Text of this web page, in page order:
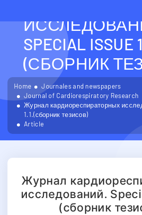
SPECIAL ISSUE
(СБОРНИК
Home
Journales and newspapers
Journal of Cardiorespiratory Research
Журнал кардиореспираторных
1.1.(сборник тезисов)
Article
Журнал
исследований.
(сборник